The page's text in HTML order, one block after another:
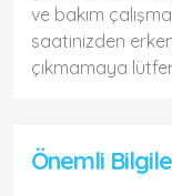
ve bakım
saatinizden
çıkmamaya
Önemli